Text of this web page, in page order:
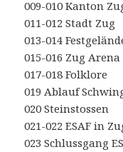
009-010 Kanton
011-012 Stadt Zug
013-014
015-016 Zug Arena
017-018 Folklore
019 Ablauf
020 Steinstossen
021-022 ESAF in
023 Schlussgang